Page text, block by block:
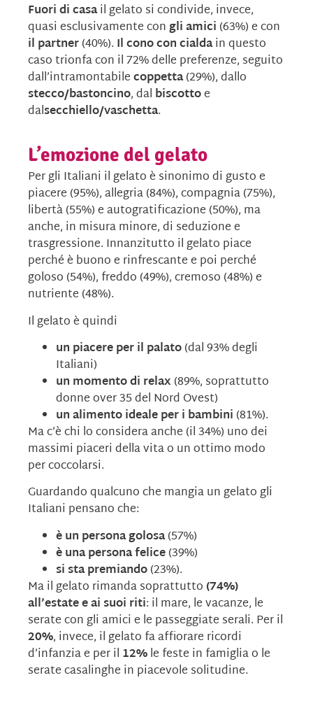
Fuori di casail gelato si condivide, invece,
quasi esclusivamente congli amici (63%) e con
il partner(40%). Il cono con cialdain questo
caso trionfa con il 72% delle preferenze, seguito
dall’intramontabilecoppetta(29%), dallo
stecco/bastoncino, dal biscottoe
dalsecchiello/vaschetta.
L’emozione del gelato
Per gli Italiani il gelato è sinonimo di gusto e
piacere (95%), allegria (84%), compagnia (75%),
libertà (55%) e autogratificazione (50%), ma
anche, in misura minore, di seduzione e
trasgressione. Innanzitutto il gelato piace
perché è buono e rinfrescante e poi perché
goloso (54%), freddo (49%), cremoso (48%) e
nutriente (48%).
Il gelato è quindi
un piacere per il palato(dal 93% degli
Italiani)
un momento di relax (89%, soprattutto
donne over 35 del Nord Ovest)
un alimento ideale per i bambini (81%).
Ma c’è chi lo considera anche (il 34%) uno dei
massimi piaceri della vita o un ottimo modo
per coccolarsi.
Guardando qualcuno che mangia un gelato gli
Italiani pensano che:
è un persona golosa(57%)
è una persona felice(39%)
si sta premiando(23%).
Ma il gelato rimanda soprattutto (74%)
all’estate e ai suoi riti: il mare, le vacanze, le
serate con gli amici e le passeggiate serali. Per il
20%, invece, il gelato fa affiorare ricordi
d’infanzia e per il 12%le feste in famiglia o le
serate casalinghe in piacevole solitudine.